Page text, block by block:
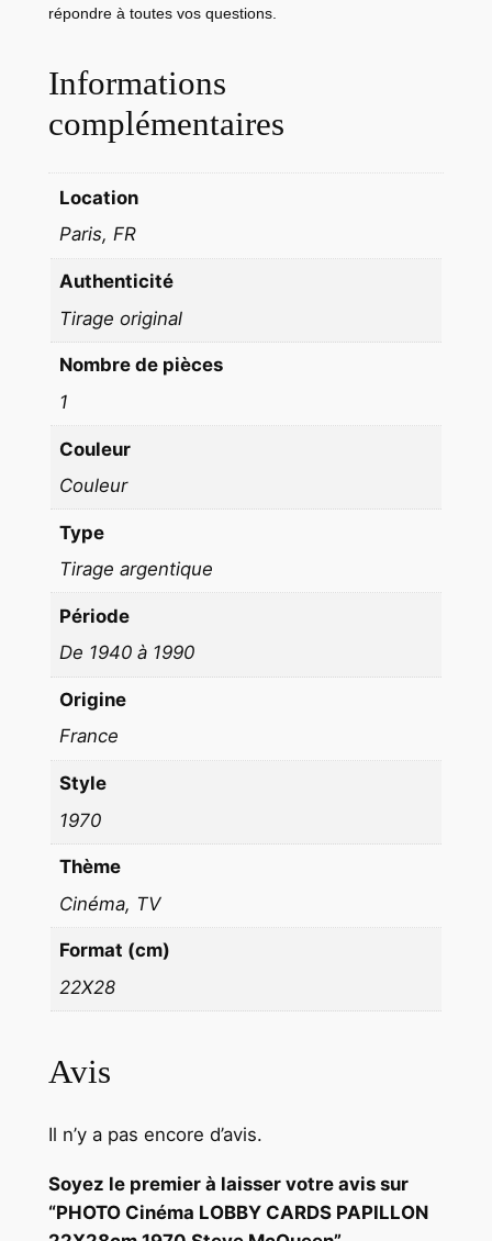
I
O
N
2
8
m
1
M
Q
répondre à toutes vos questions.
Informations
complémentaires
Location
Paris, FR
Authenticité
Tirage original
Nombre de pièces
1
Couleur
Couleur
Type
Tirage argentique
Période
De 1940 à 1990
Origine
France
Style
1970
Thème
Cinéma, TV
Format (cm)
22X28
Avis
Il n’y a pas encore d’avis.
Soyez le premier à laisser votre avis sur
“PHOTO Cinéma LOBBY CARDS PAPILLON